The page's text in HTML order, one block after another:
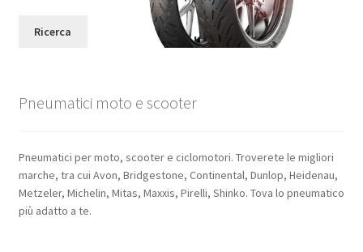
Ricerca
Pneumatici moto e scooter
Pneumatici per moto, scooter e ciclomotori. Troverete le migliori
marche, tra cui Avon, Bridgestone, Continental, Dunlop, Heidenau,
Metzeler, Michelin, Mitas, Maxxis, Pirelli, Shinko. Tova lo pneumatico
più adatto a te.